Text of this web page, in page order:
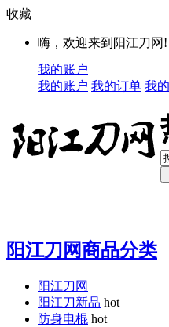
收藏
嗨，欢迎来到阳江刀网!
我的账户
我的账户 我的订单 我
阳江刀网商品分类
阳江刀网
阳江刀新品 hot
防身电棍 hot